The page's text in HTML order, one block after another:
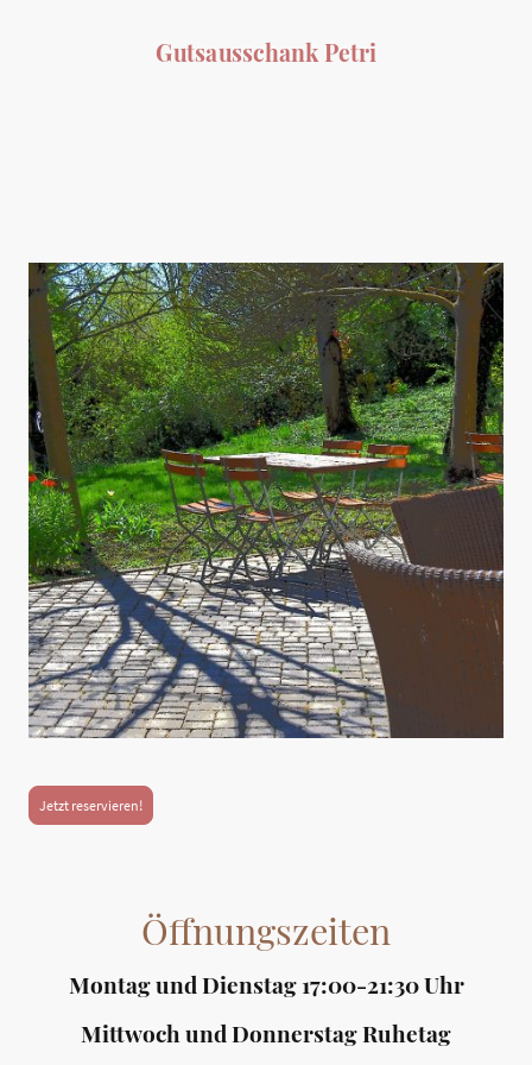
Gutsausschank Petri
Jetzt reservieren!
Öffnungszeiten
Montag und Dienstag 17:00-21:30 Uhr
Mittwoch und Donnerstag Ruhetag